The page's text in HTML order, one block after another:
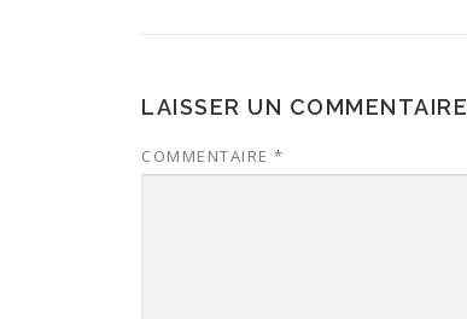
LAISSER UN COMMENTAIRE
COMMENTAIRE *